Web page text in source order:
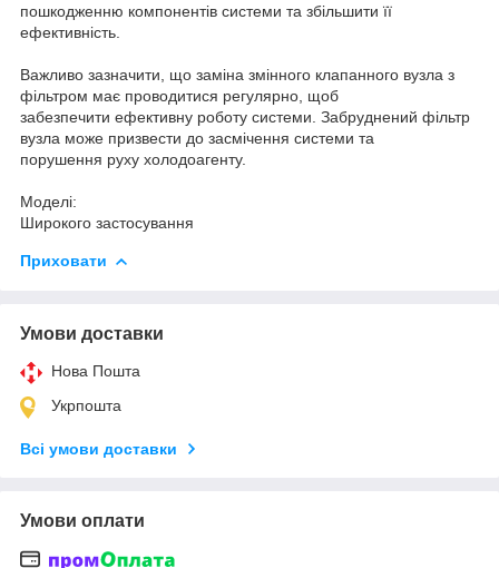
пошкодженню компонентів системи та збільшити її
ефективність.
Важливо зазначити, що заміна змінного клапанного вузла з
фільтром має проводитися регулярно, щоб
забезпечити ефективну роботу системи. Забруднений фільтр
вузла може призвести до засмічення системи та
порушення руху холодоагенту.
Моделі:
Широкого застосування
Приховати
Умови доставки
Нова Пошта
Укрпошта
Всі умови доставки
Умови оплати